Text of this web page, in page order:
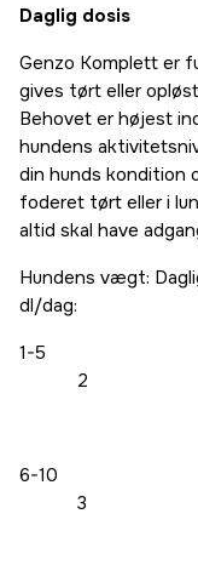
Daglig dosis
Genzo Komplett er
gives tørt eller
Behovet er højest
hundens
din hunds kondition
foderet tørt eller i
altid skal have
Hundens vægt:
dl/dag:
1-
2
6-
3